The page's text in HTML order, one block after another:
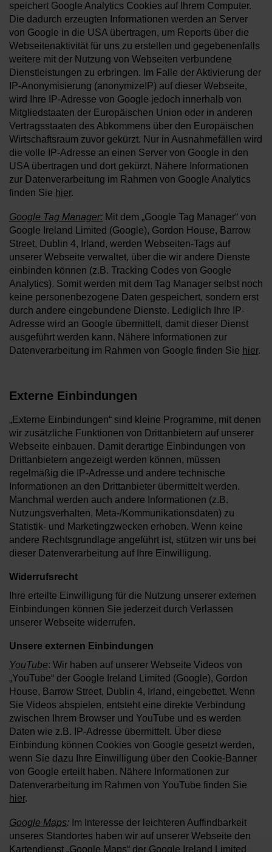
speichert Google Analytics Cookies auf Ihrem Computer.
Die dadurch erzeugten Informationen werden an Server
von Google in die USA übertragen, um Reports über die
Webseitenaktivität für uns zu erstellen und gegebenenfalls
weitere mit der Nutzung von Webseiten verbundene
Dienstleistungen zu erbringen. Im Falle der Aktivierung der
IP-Anonymisierung (anonymizeIP) auf dieser Webseite,
wird Ihre IP-Adresse von Google jedoch innerhalb von
Mitgliedstaaten der Europäischen Union oder in anderen
Vertragsstaaten des Abkommens über den Europäischen
Wirtschaftsraum zuvor gekürzt. Nur in Ausnahmefällen wird
die volle IP-Adresse an einen Server von Google in den
USA übertragen und dort gekürzt. Nähere Informationen
zur Datenverarbeitung im Rahmen von Google Analytics
finden Sie hier.
Google Tag Manager: Mit dem „Google Tag Manager“ von
Google Ireland Limited (Google), Gordon House, Barrow
Street, Dublin 4, Irland, werden Webseiten-Tags auf
unserer Webseite verwaltet, über die wir andere Dienste
einbinden können (z.B. Tracking Codes von Google
Analytics). Somit werden mit dem Tag Manager selbst noch
keine personenbezogene Daten gespeichert, sondern erst
durch andere eingebundene Dienste. Lediglich Ihre IP-
Adresse wird an Google übermittelt, damit dieser Dienst
ausgeführt werden kann. Nähere Informationen zur
Datenverarbeitung im Rahmen von Google finden Sie hier.
Externe Einbindungen
„Externe Einbindungen“ sind kleine Programme, mit denen
wir zusätzliche Funktionen von Drittanbietern auf unserer
Webseite einbauen. Damit derartige Einbindungen von
Drittanbietern angezeigt werden können, müssen
regelmäßig die IP-Adresse und andere technische
Informationen an den Drittanbieter übermittelt werden.
Manchmal werden auch andere Informationen (z.B.
Nutzungsverhalten, Meta-/Kommunikationsdaten) zu
Statistik- und Marketingzwecken erhoben. Wenn keine
andere Rechtsgrundlage angeführt ist, stützen wir uns bei
dieser Datenverarbeitung auf Ihre Einwilligung.
Widerrufsrecht
Ihre erteilte Einwilligung für die Nutzung unserer externen
Einbindungen können Sie jederzeit durch Verlassen
unserer Webseite widerrufen.
Unsere externen Einbindungen
YouTube: Wir haben auf unserer Webseite Videos von
„YouTube“ der Google Ireland Limited (Google), Gordon
House, Barrow Street, Dublin 4, Irland, eingebettet. Wenn
Sie Videos abspielen, entsteht eine direkte Verbindung
zwischen Ihrem Browser und YouTube und es werden
Daten wie z.B. IP-Adresse übermittelt. Über diese
Einbindung können Cookies von Google gesetzt werden,
wenn Sie dazu Ihre Einwilligung über den Cookie-Banner
von Google erteilt haben. Nähere Informationen zur
Datenverarbeitung im Rahmen von YouTube finden Sie
hier.
Google Maps: Im Interesse der leichteren Auffindbarkeit
unseres Standortes haben wir auf unserer Webseite den
Kartendienst „Google Maps“ der Google Ireland Limited